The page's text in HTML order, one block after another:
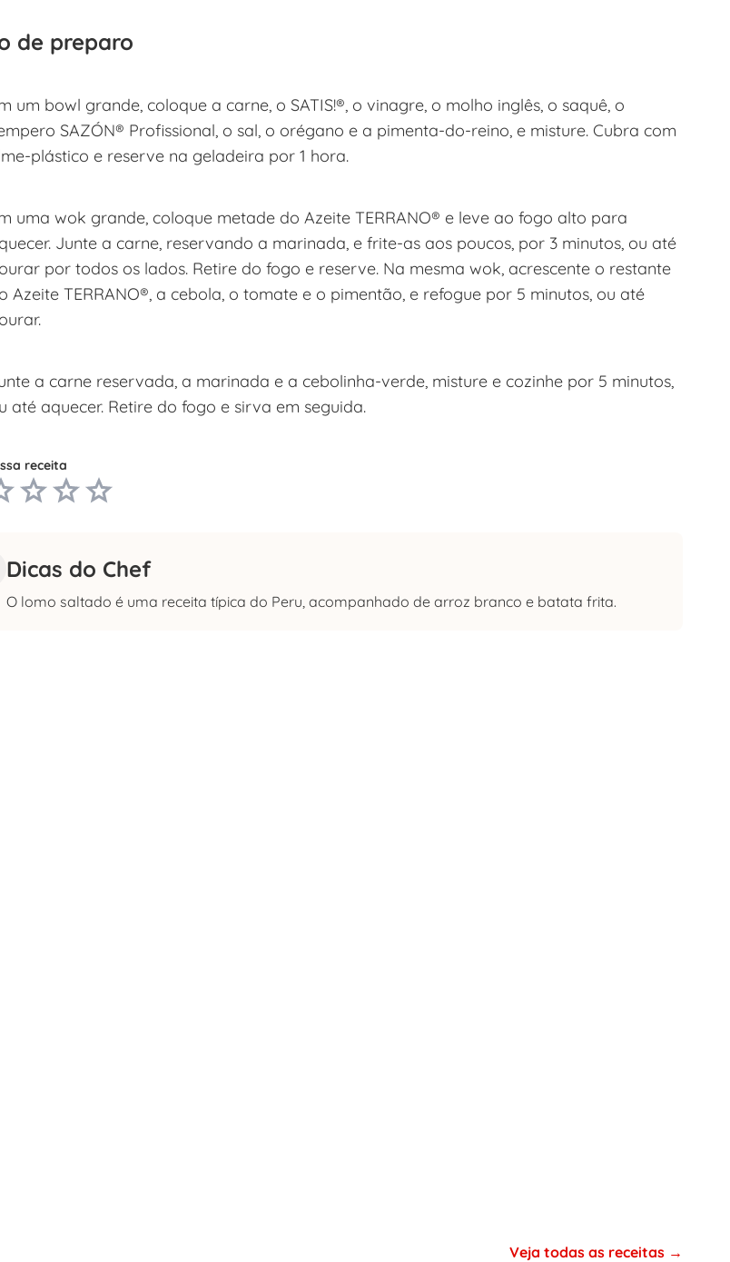
de preparo
um bowl grande, coloque a carne, o SATIS!®, o vinagre, o molho inglês, o saquê, o
SAZÓN® Profissional, o sal, o orégano e a pimenta-do-reino, e misture. Cubra com
plástico e reserve na geladeira por 1 hora.
uma wok grande, coloque metade do Azeite TERRANO® e leve ao fogo alto para
Junte a carne, reservando a marinada, e frite-as aos poucos, por 3 minutos, ou até
por todos os lados. Retire do fogo e reserve. Na mesma wok, acrescente o restante
Azeite TERRANO®, a cebola, o tomate e o pimentão, e refogue por 5 minutos, ou até
a carne reservada, a marinada e a cebolinha-verde, misture e cozinhe por 5 minutos,
até aquecer. Retire do fogo e sirva em seguida.
receita
Dicas do Chef
O lomo saltado é uma receita típica do Peru, acompanhado de arroz branco e batata frita.
Veja todas as receitas